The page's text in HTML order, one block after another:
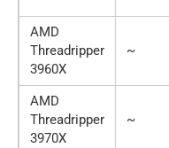
AMD
Threadripper
3960X
~
AMD
Threadripper
3970X
~